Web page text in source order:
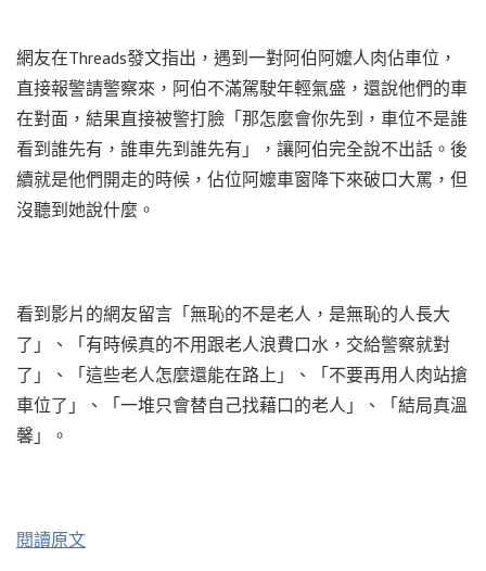
網友在Threads發文指出，遇到一對阿伯阿嬤人肉佔車位，
直接報警請警察來，阿伯不滿駕駛年輕氣盛，還說他們的車
在對面，結果直接被警打臉「那怎麼會你先到，車位不是誰
看到誰先有，誰車先到誰先有」，讓阿伯完全說不出話。後
續就是他們開走的時候，佔位阿嬤車窗降下來破口大罵，但
沒聽到她說什麼。
看到影片的網友留言「無恥的不是老人，是無恥的人長大
了」、「有時候真的不用跟老人浪費口水，交給警察就對
了」、「這些老人怎麼還能在路上」、「不要再用人肉站搶
車位了」、「一堆只會替自己找藉口的老人」、「結局真溫
馨」。
閱讀原文